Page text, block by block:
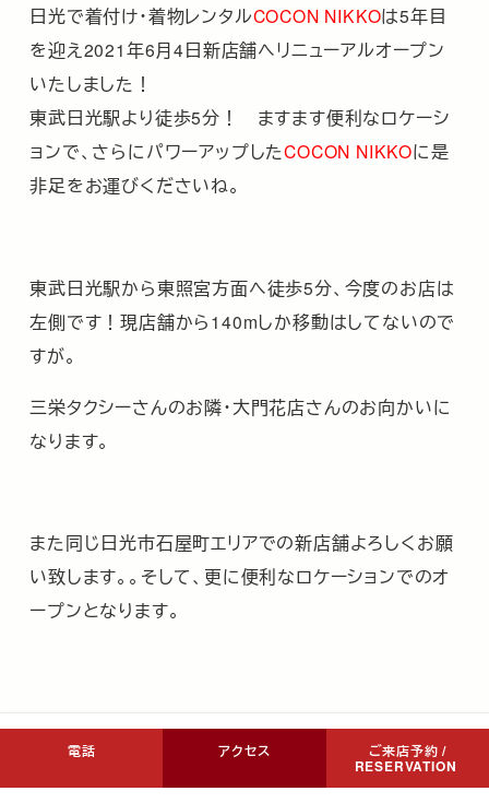
日光で着付け・着物レンタルCOCON NIKKOは5年目
を迎え2021年6月4日新店舗へリニューアルオープン
いたしました！
東武日光駅より徒歩5分！ ますます便利なロケーシ
ョンで、さらにパワーアップしたCOCON NIKKOに是
非足をお運びくださいね。
東武日光駅から東照宮方面へ徒歩5分、今度のお店は
左側です！現店舗から140mしか移動はしてないので
すが。
三栄タクシーさんのお隣・大門花店さんのお向かいに
なります。
また同じ日光市石屋町エリアでの新店舗よろしくお願
い致します。。そして、更に便利なロケーションでのオ
ープンとなります。
電話 アクセス ご来店予約 /
RESERVATION